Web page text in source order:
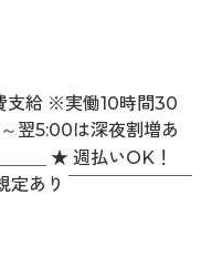
支給 ※実働10時間30
翌5:00は深夜割増あ
＿＿ ★ 週払いOK！
あり ￣￣￣￣￣￣￣